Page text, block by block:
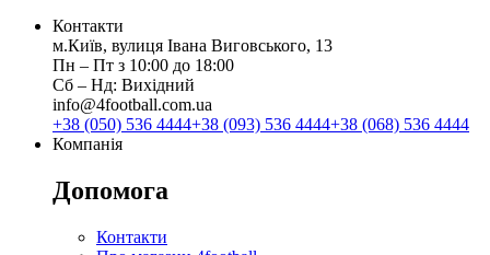
Контакти
м.Київ, вулиця Івана Виговського, 13
Пн ‒ Пт з 10:00 до 18:00
Сб ‒ Нд: Вихідний
info@4football.com.ua
+38 (050) 536 4444+38 (093) 536 4444+38 (068) 536 4444
Компанія
Допомога
Контакти